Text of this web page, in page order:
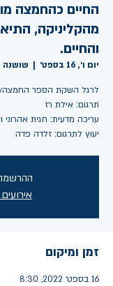
החיים כהחמצה
מהקליניקה,
והחיים.
יום ו׳, 16 בספט׳
  |
שושנה
יעוץ לתרגום: זלדה פדה
זמן ומיקום
16 בספט׳ 2022, 8:30